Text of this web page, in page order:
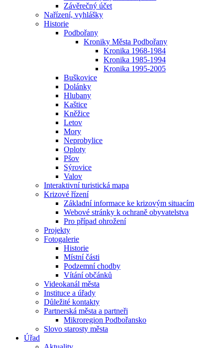
Závěrečný účet
Nařízení, vyhlášky
Historie
Podbořany
Kroniky Města Podbořany
Kronika 1968-1984
Kronika 1985-1994
Kronika 1995-2005
Buškovice
Dolánky
Hlubany
Kaštice
Kněžice
Letov
Mory
Neprobylice
Oploty
Pšov
Sýrovice
Valov
Interaktivní turistická mapa
Krizové řízení
Základní informace ke krizovým situacím
Webové stránky k ochraně obyvatelstva
Pro případ ohrožení
Projekty
Fotogalerie
Historie
Místní části
Podzemní chodby
Vítání občánků
Videokanál města
Instituce a úřady
Důležité kontakty
Partnerská města a partneři
Mikroregion Podbořansko
Slovo starosty města
Úřad